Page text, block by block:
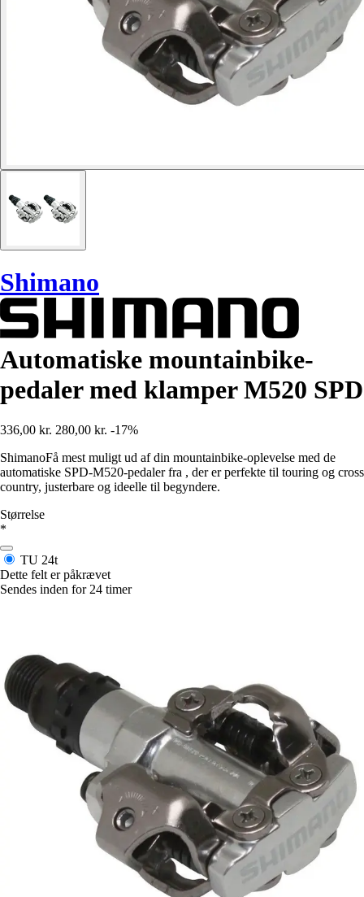
Shimano
Automatiske mountainbike-
pedaler med klamper M520 SPD
336,00 kr. 280,00 kr. -17%
ShimanoFå mest muligt ud af din mountainbike-oplevelse med de
automatiske SPD-M520-pedaler fra , der er perfekte til touring og cross
country, justerbare og ideelle til begyndere.
Størrelse
*
TU 24t
Dette felt er påkrævet
Sendes inden for 24 timer